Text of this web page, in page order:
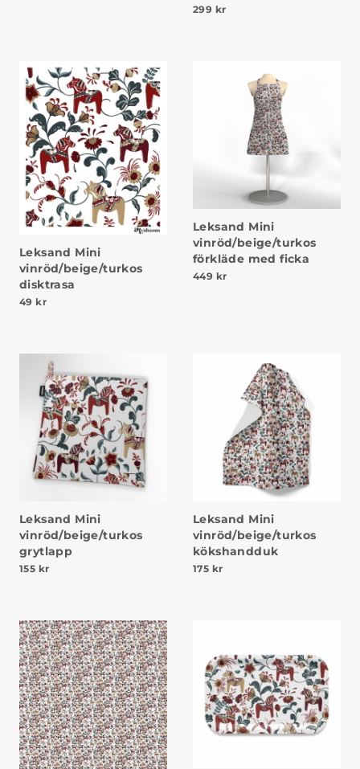
299 kr
Leksand Mini
vinröd/beige/turkos
disktrasa
49 kr
Leksand Mini
vinröd/beige/turkos
förkläde med ficka
449 kr
Leksand Mini
vinröd/beige/turkos
grytlapp
155 kr
Leksand Mini
vinröd/beige/turkos
kökshandduk
175 kr